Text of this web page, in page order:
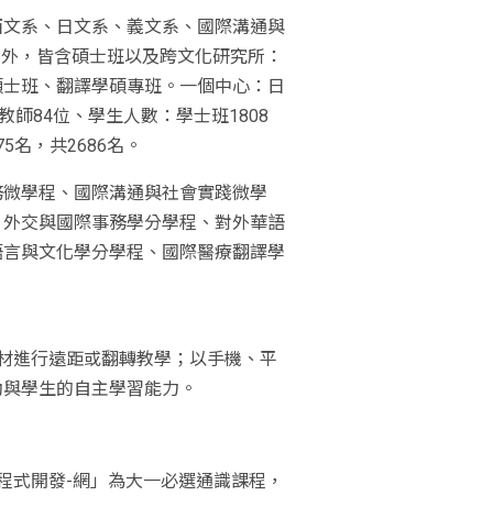
系、日文系、義文系、國際溝通與
，皆含碩士班以及跨文化研究所：
班、翻譯學碩專班。一個中心：日
師84位、學生人數：學士班1808
名，共2686名。
學程、國際溝通與社會實踐微學
交與國際事務學分學程、對外華語
與文化學分學程、國際醫療翻譯學
進行遠距或翻轉教學；以手機、平
與學生的自主學習能力。
式開發-網」為大一必選通識課程，